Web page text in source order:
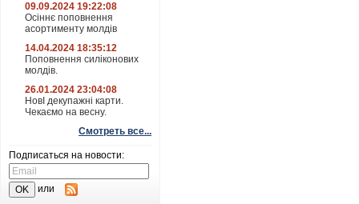
09.09.2024 19:22:08
Осіннє поповнення
асортименту молдів
14.04.2024 18:35:12
Поповнення силіконових
молдів.
26.01.2024 23:04:08
НовІ декупажні карти.
Чекаємо на весну.
Смотреть все...
Подписаться на новости:
или